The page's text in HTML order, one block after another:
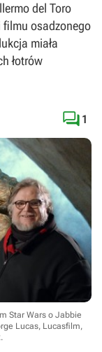
del Toro
filmu osadzonego
miała
łotrów
 1
Star Wars o Jabbie
Lucas, Lucasfilm,
.